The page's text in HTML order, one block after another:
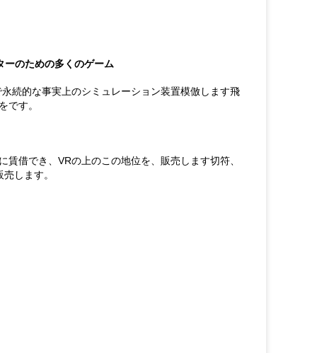
ーのための多くのゲーム
続的な事実上のシミュレーション装置模倣します飛
です。
借でき、VRの上のこの地位を、販売します切符、
します。